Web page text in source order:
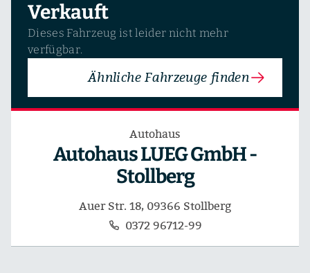
Verkauft
Dieses Fahrzeug ist leider nicht mehr
verfügbar.
Ähnliche Fahrzeuge finden
Autohaus
Autohaus LUEG GmbH -
Stollberg
Auer Str. 18, 09366 Stollberg
0372 96712-99